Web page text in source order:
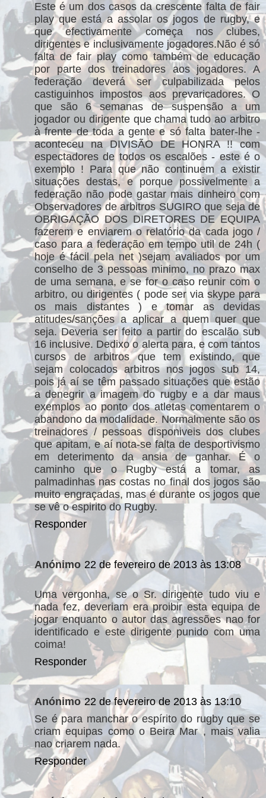
Este é um dos casos da crescente falta de fair
play que está a assolar os jogos de rugby, e
que efectivamente começa nos clubes,
dirigentes e inclusivamente jogadores.Não é só
falta de fair play como também de educação
por parte dos treinadores aos jogadores. A
federação deverá ser culpabilizada pelos
castiguinhos impostos aos prevaricadores. O
que são 6 semanas de suspensão a um
jogador ou dirigente que chama tudo ao arbitro
à frente de toda a gente e só falta bater-lhe -
aconteceu na DIVISÃO DE HONRA !! com
espectadores de todos os escalões - este é o
exemplo ! Para que não continuem a existir
situações destas, e porque possivelmente a
federação não pode gastar mais dinheiro com
Observadores de arbitros SUGIRO que seja de
OBRIGAÇÃO DOS DIRETORES DE EQUIPA
fazerem e enviarem o relatório da cada jogo /
caso para a federação em tempo util de 24h (
hoje é fácil pela net )sejam avaliados por um
conselho de 3 pessoas minimo, no prazo max
de uma semana, e se for o caso reunir com o
arbitro, ou dirigentes ( pode ser via skype para
os mais distantes ) e tomar as devidas
atitudes/sanções a aplicar a quem quer que
seja. Deveria ser feito a partir do escalão sub
16 inclusive. Dedixo o alerta para, e com tantos
cursos de arbitros que tem existindo, que
sejam colocados arbitros nos jogos sub 14,
pois já aí se têm passado situações que estão
a denegrir a imagem do rugby e a dar maus
exemplos ao ponto dos atletas comentarem o
abandono da modalidade. Normalmente são os
treinadores / pessoas disponiveis dos clubes
que apitam, e aí nota-se falta de desportivismo
em deterimento da ansia de ganhar. É o
caminho que o Rugby está a tomar, as
palmadinhas nas costas no final dos jogos são
muito engraçadas, mas é durante os jogos que
se vê o espirito do Rugby.
Responder
Anónimo 22 de fevereiro de 2013 às 13:08
Uma vergonha, se o Sr. dirigente tudo viu e
nada fez, deveriam era proibir esta equipa de
jogar enquanto o autor das agressões nao for
identificado e este dirigente punido com uma
coima!
Responder
Anónimo 22 de fevereiro de 2013 às 13:10
Se é para manchar o espírito do rugby que se
criam equipas como o Beira Mar , mais valia
nao criarem nada.
Responder